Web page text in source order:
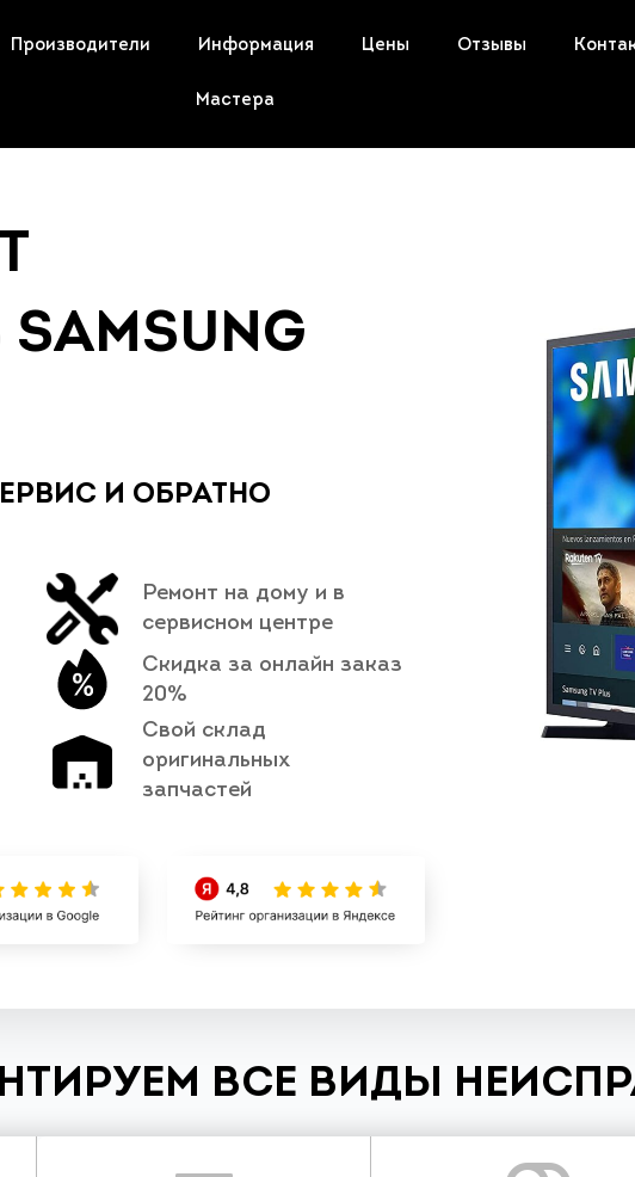
Производители Информация Цены Отзывы
Мастера
И ОБРАТНО
Ремонт на дому и в
сервисном центре
Скидка за онлайн заказ
20%
Свой склад
оригинальных
запчастей
ВСЕ ВИДЫ